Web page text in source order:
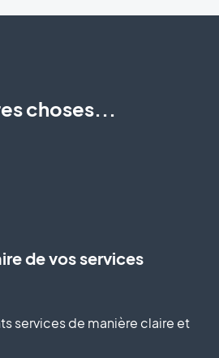
choses...
de vos services
services de manière claire et